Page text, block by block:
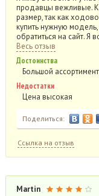
продавцы вежливые. К
размер, так как
купить нужную
обратиться на сайт.
Весь отзыв
Достоинства
Большой
Недостатки
Цена высокая
Поделиться:
Ссылка на отзыв
Martin